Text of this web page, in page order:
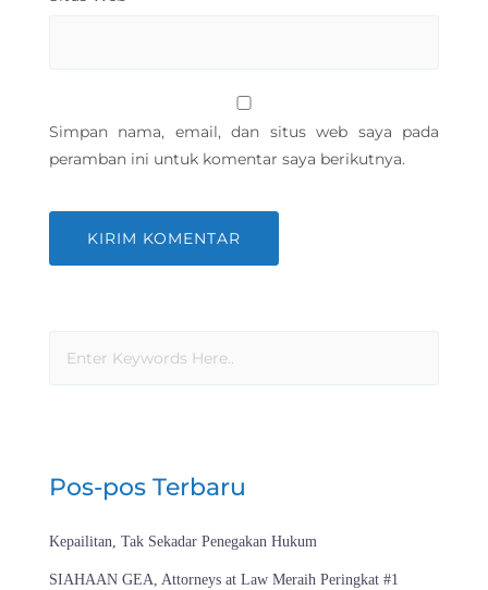
Simpan nama, email, dan situs web saya pada
peramban ini untuk komentar saya berikutnya.
Pos-pos Terbaru
Kepailitan, Tak Sekadar Penegakan Hukum
SIAHAAN GEA, Attorneys at Law Meraih Peringkat #1